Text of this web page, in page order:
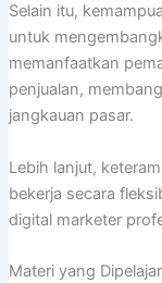
Selain itu,
untuk
memanfaatkan
penjualan,
jangkauan pasar.
Lebih lanjut,
bekerja secara
digital marketer
Materi yang